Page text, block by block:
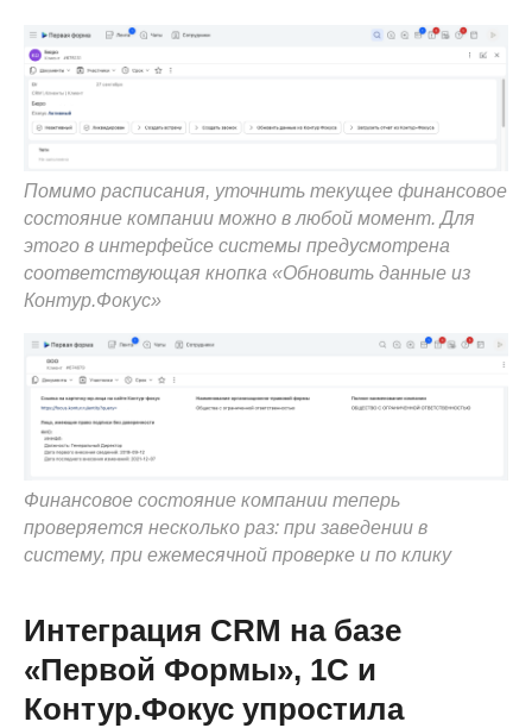
Помимо расписания, уточнить текущее финансовое
состояние компании можно в любой момент. Для
этого в интерфейсе системы предусмотрена
соответствующая кнопка «Обновить данные из
Контур.Фокус»
Финансовое состояние компании теперь
проверяется несколько раз: при заведении в
систему, при ежемесячной проверке и по клику
Интеграция CRM на базе
«Первой Формы», 1С и
Контур.Фокус упростила